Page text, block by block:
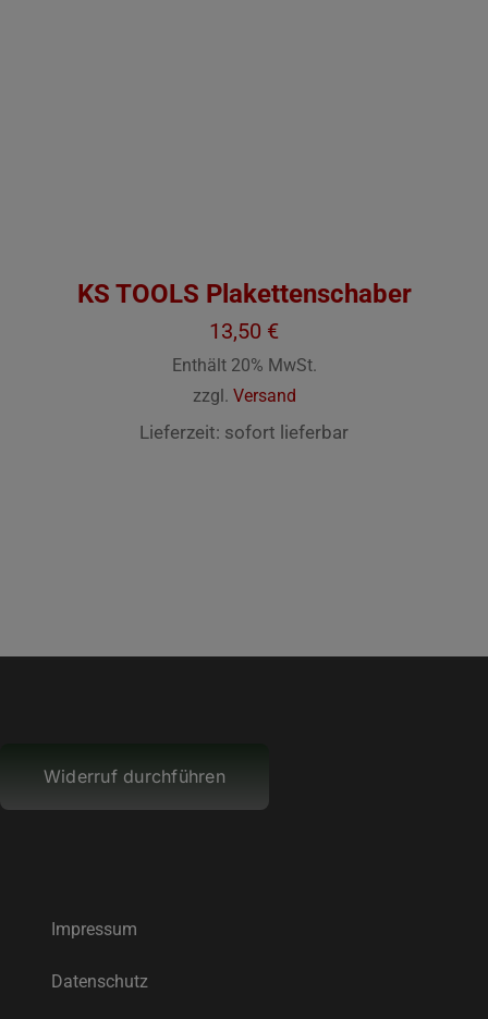
KS TOOLS Plakettenschaber
13,50 €
Enthält 20% MwSt.
zzgl. Versand
Lieferzeit: sofort lieferbar
Widerruf durchführen
Impressum
Datenschutz